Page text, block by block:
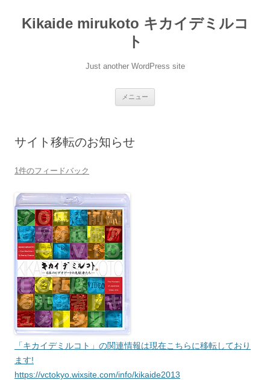
Kikaide mirukoto キカイデミルコ
ト
Just another WordPress site
メニュー
サイト移転のお知らせ
1件のフィードバック
「キカイデミルコト」の関連情報は現在こちらに移転しており
ます!
https://vctokyo.wixsite.com/info/kikaide2013